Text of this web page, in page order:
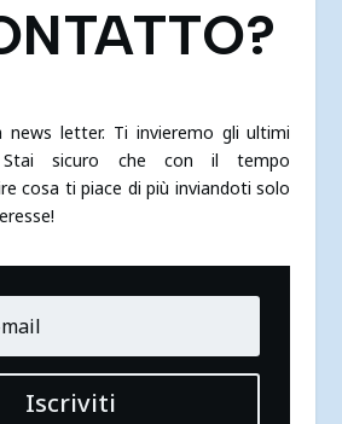
news letter. Ti invieremo gli ultimi
Stai sicuro che con il tempo
cosa ti piace di più inviandoti solo
Iscriviti